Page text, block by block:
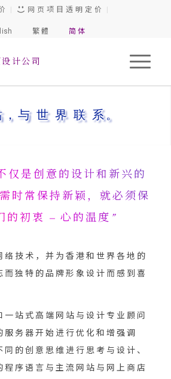
网 页 项 目 透 明 定 价
繁 體 简 体
与 世 界 联 系。
仅是创意的设计和新兴的
时常保持新颖，就必须保
的初衷 – 心的温度”
络技术，并为香港和世界各地的
而独特的品牌形象设计而感到喜
一站式高端网站与设计专业顾问
服务器开始进行优化和增强调
的创意思维进行思考与设计、
程序语言与主流网站与网上商店